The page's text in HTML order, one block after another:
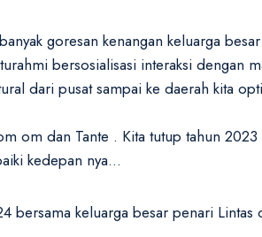
goresan kenangan keluarga
bersosialisasi interaksi dengan
dari pusat sampai ke daerah kita
om dan Tante . Kita tutup tahun
kedepan nya…
bersama keluarga besar penari Lintas